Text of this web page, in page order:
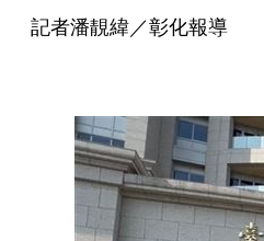
記者潘靚緯／彰化報導